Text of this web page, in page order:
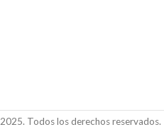
2025. Todos los derechos reservados.